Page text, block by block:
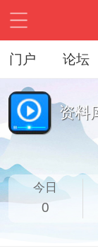
门户 论坛
资料
今日
0